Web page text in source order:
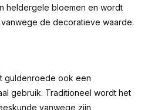
heldergele bloemen en wordt
de decoratieve waarde.
guldenroede ook een
gebruik. Traditioneel wordt het
vanwege zijn